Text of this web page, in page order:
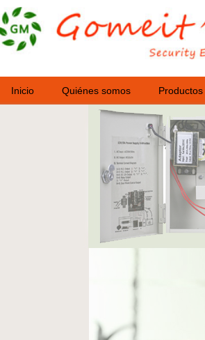
Inicio Quiénes somos Productos